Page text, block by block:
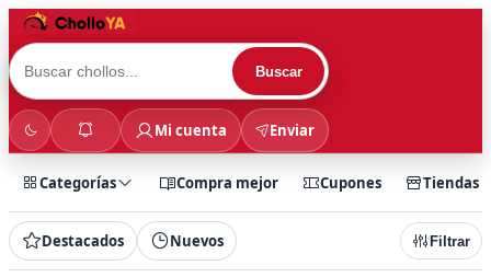
Buscar
Mi cuenta Enviar
Categorías Compra mejor Cupones Tiendas
Destacados Nuevos Filtrar